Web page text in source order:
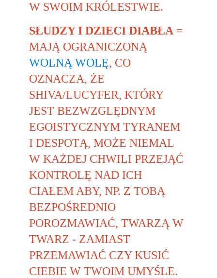
W SWOIM KRÓLESTWIE.
SŁUDZY I DZIECI DIABŁA =
MAJĄ OGRANICZONĄ
WOLNĄ WOLĘ, CO
OZNACZA, ŻE
SHIVA/LUCYFER, KTÓRY
JEST BEZWZGLĘDNYM
EGOISTYCZNYM TYRANEM
I DESPOTĄ, MOŻE NIEMAL
W KAŻDEJ CHWILI PRZEJĄĆ
KONTROLĘ NAD ICH
CIAŁEM ABY, NP. Z TOBĄ
BEZPOŚREDNIO
POROZMAWIAĆ, TWARZĄ W
TWARZ - ZAMIAST
PRZEMAWIAĆ CZY KUSIĆ
CIEBIE W TWOIM UMYŚLE.